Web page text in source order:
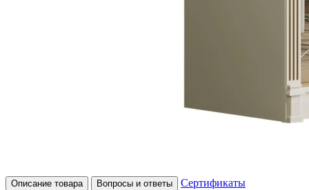
Описание товара Вопросы и ответы
Сертификаты